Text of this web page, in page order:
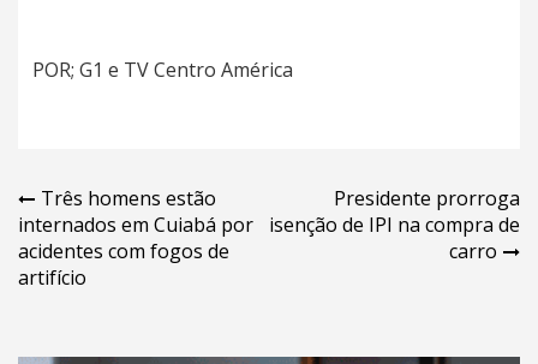
POR; G1 e TV Centro América
Navegação
de
Post
Três homens estão
internados em Cuiabá por
acidentes com fogos de
artifício
Presidente prorroga
isenção de IPI na compra de
carro